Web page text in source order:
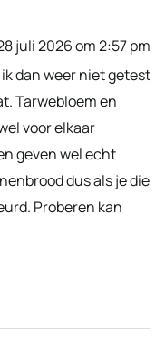
juli 2026 om 2:57 pm
dan weer niet getest
Tarwebloem en
voor elkaar
geven wel echt
dus als je die
Proberen kan